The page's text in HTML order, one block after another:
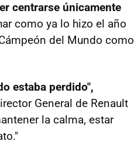
centrarse únicamente
como ya lo hizo el año
del Mundo como
estaba perdido",
General de Renault
la calma, estar